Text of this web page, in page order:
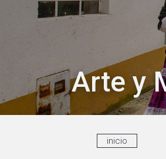
Arte y
inicio